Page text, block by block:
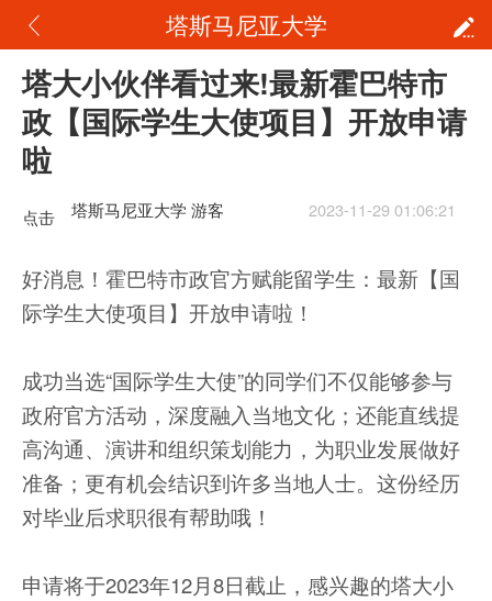
塔斯马尼亚大学
塔大小伙伴看过来!最新霍巴特市
政【国际学生大使项目】开放申请
啦
点击
加载
塔斯马尼亚大学 游客 2023-11-29 01:06:21
好消息！霍巴特市政官方赋能留学生：最新【国
际学生大使项目】开放申请啦！
成功当选“国际学生大使”的同学们不仅能够参与
政府官方活动，深度融入当地文化；还能直线提
高沟通、演讲和组织策划能力，为职业发展做好
准备；更有机会结识到许多当地人士。这份经历
对毕业后求职很有帮助哦！
申请将于2023年12月8日截止，感兴趣的塔大小